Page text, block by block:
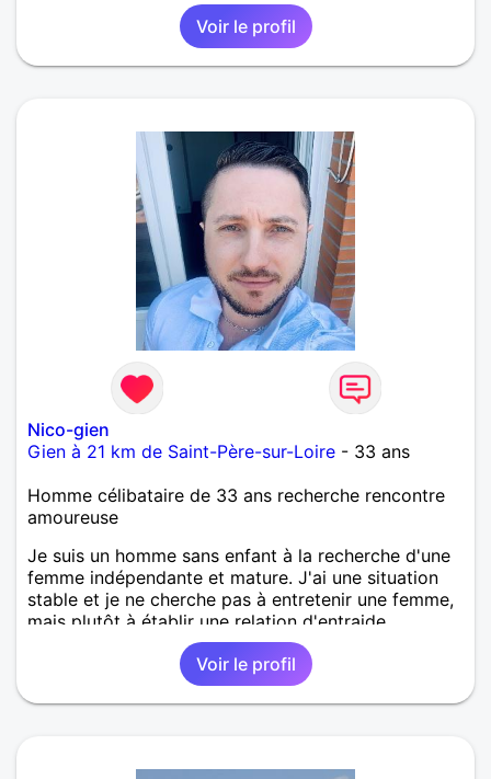
Voir le profil
Nico-gien
Gien à 21 km de Saint-Père-sur-Loire - 33 ans
Homme célibataire de 33 ans recherche rencontre
amoureuse
Je suis un homme sans enfant à la recherche d'une
femme indépendante et mature. J'ai une situation
stable et je ne cherche pas à entretenir une femme,
mais plutôt à établir une relation d'entraide
mutuelle. Idéalement, je suis sportif de nature, donc
si tu l'es aussi, c'est un atout supplémentaire
Voir le profil